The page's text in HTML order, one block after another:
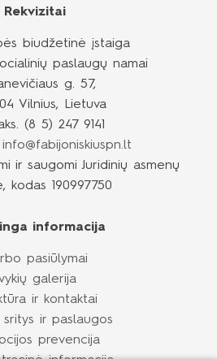
kokybė
idėjos
Rekvizitai
biudžetinė įstaiga
paslaugų namai
g. 57,
Vilnius, Lietuva
(8 5) 247 9141
info@fabijoniskiuspn.lt
ir saugomi Juridinių asmenų
kodas 190997750
informacija
pasiūlymai
galerija
ir kontaktai
sritys ir paslaugos
prevencija